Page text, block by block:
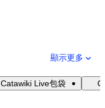
顯示更多
Catawiki Live包袋